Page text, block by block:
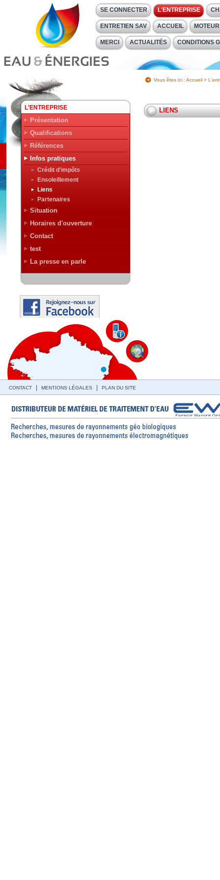
SE CONNECTER L'ENTREPRISE
ENTRETIEN SAV ACCUEIL
MERCI ACTUALITÉS CONDITIONS
L'ENTREPRISE
Présentation
Qualifications
Références
Infos pratiques
Crédit d'impôts
Ensoleillement
Liens
Partenaires
Situation
Horaires d'ouverture
Contact
test
La presse en parle
Vous êtes ici : Accueil>
LIENS
CONTACT | MENTIONS LÉGALES | PLAN DU SITE